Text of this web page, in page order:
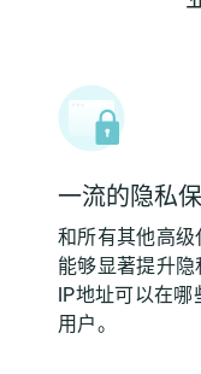
一流的隐私
和所有其他高
能够显著提升
IP地址可以在
用户。